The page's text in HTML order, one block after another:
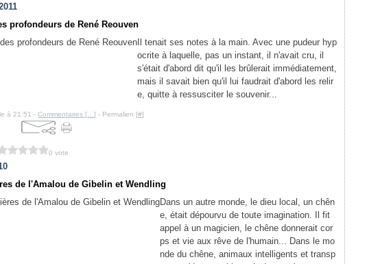
profondeurs de René Reouven
Il tenait ses notes à la main. Avec une pudeur hyp
ocrite à laquelle, pas un instant, il n'avait cru, il
s'était d'abord dit qu'il les brûlerait immédiatement,
mais il savait bien qu'il lui faudrait d'abord les relir
e, quitte à ressusciter le souvenir...
à 21:51 -Commentaires [ …] - Permalien [#]
0 vote
de l'Amalou de Gibelin et Wendling
Dans un autre monde, le dieu local, un chên
e, était dépourvu de toute imagination. Il fit
appel à un magicien, le chêne donnerait cor
ps et vie aux rêve de l'humain... Dans le mo
nde du chêne, animaux intelligents et transp